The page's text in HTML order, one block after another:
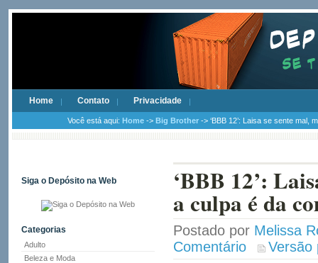
Home Contato Privacidade
Você está aqui: Home -> Big Brother -> ‘BBB 12’: Laisa se sente mal,
Siga o Depósito na Web
Categorias
Adulto
Beleza e Moda
‘BBB 12’:
a culpa é da
Postado por Melissa
Comentário
Versão